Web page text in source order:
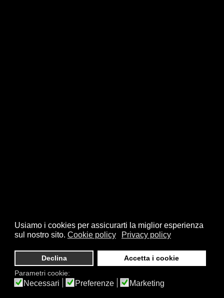
Usiamo i cookies per assicurarti la miglior esperienza
sul nostro sito. Cookie policy Privacy policy
Declina
Accetta i cookie
Parametri cookie:
Necessari Preferenze Marketing